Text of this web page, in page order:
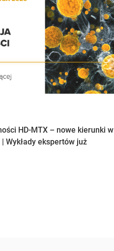
HD-MTX – nowe kierunki w
Wykłady ekspertów już